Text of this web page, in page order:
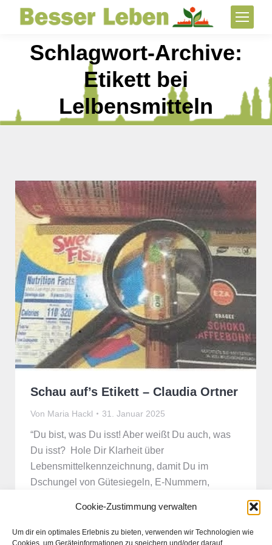
Cookie-Zustimmung verwalten
Um dir ein optimales Erlebnis zu bieten, verwenden wir Technologien wie
Cookies, um Geräteinformationen zu speichern und/oder darauf
Schlagwort-Archive:
Etikett bei
Lelbensmitteln
Schau auf’s Etikett – Claudia Ortner
Von Maria Hackl 31. Januar 2025
“Du bist, was Du isst! Aber weißt Du auch, was
Du isst? Hole Dir Klarheit über
Lebensmittelkennzeichnung, damit Du im
Dschungel von Gütesiegeln, E-Nummern,
usw. die richtigen Kaufentscheidungen treffen
kannst” Mag.a Claudia Ortner: Studium Biologie